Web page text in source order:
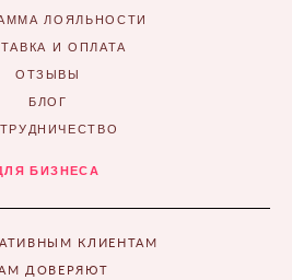
ЛОЯЛЬНОСТИ
И ОПЛАТА
ОТЗЫВЫ
БЛОГ
БИЗНЕСА
КЛИЕНТАМ
ДОВЕРЯЮТ